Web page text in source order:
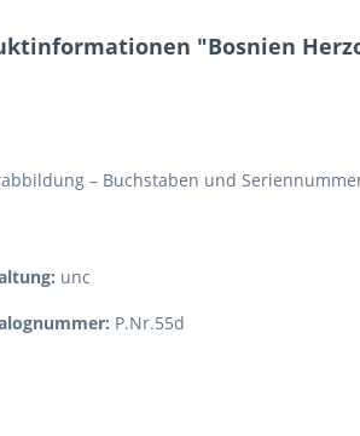
"Bosnien
– Buchstaben und
unc
P.Nr.55d